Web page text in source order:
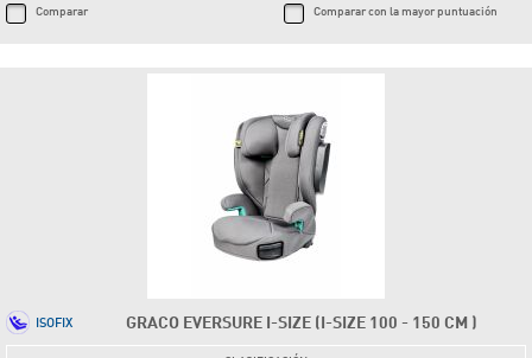
Comparar Comparar con la mayor puntuación
GRACO EVERSURE I-SIZE (I-SIZE 100 - 150 CM )
ISOFIX